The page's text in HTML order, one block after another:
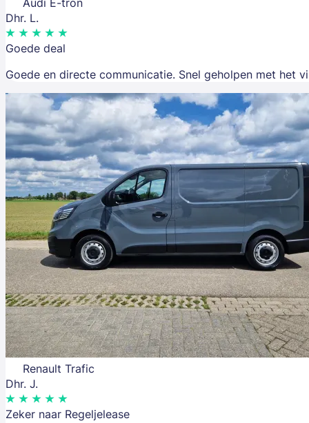
Dhr. L.
Goede deal
Goede en directe communicatie. Snel geholpen met het
Renault Trafic
Dhr. J.
Zeker naar Regeljelease